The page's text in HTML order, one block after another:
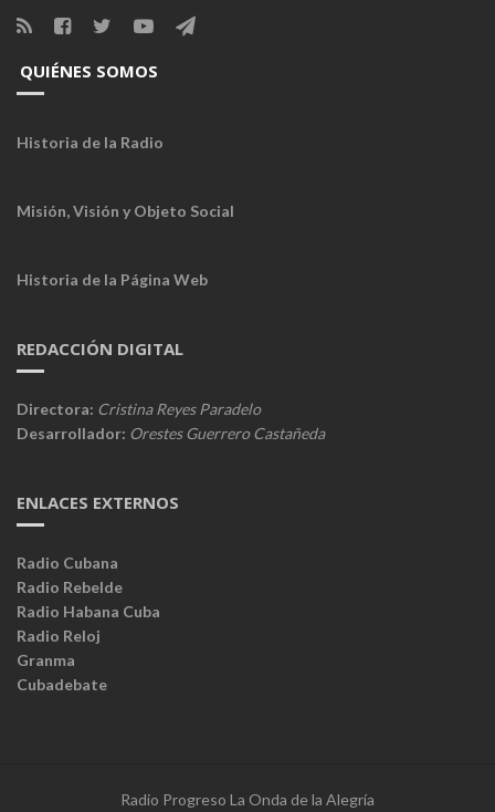
QUIÉNES SOMOS
Historia de la Radio
Misión, Visión y Objeto Social
Historia de la Página Web
REDACCIÓN DIGITAL
Directora: Cristina Reyes Paradelo
Desarrollador: Orestes Guerrero Castañeda
ENLACES EXTERNOS
Radio Cubana
Radio Rebelde
Radio Habana Cuba
Radio Reloj
Granma
Cubadebate
Radio Progreso La Onda de la Alegría